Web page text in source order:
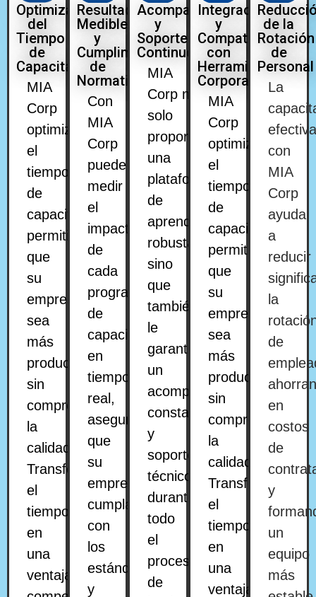
Optimización
del
Tiempo
de
Capacitación
MIA
Corp
optimiza
el
tiempo
de
capacitación,
permitiendo
que
su
empresa
sea
más
productiva
sin
comprometer
la
calidad.
Transforme
el
tiempo
en
una
ventaja
Resultados
Medibles
y
Cumplimiento
de
Normativas
Con
MIA
Corp
puede
medir
el
impacto
de
cada
programa
de
capacitación
en
tiempo
real,
asegurando
que
su
empresa
cumpla
con
los
estándares
y
Acompañamiento
y
Soporte
Continuo
MIA
Corp no
solo
proporciona
una
plataforma
de
aprendizaje
robusta,
sino
que
también
le
garantiza
un
acompañamiento
constante
y
soporte
técnico
durante
todo
el
proceso
de
Integración
y
Compatibilidad
con
Herramientas
Corporativas
MIA
Corp
optimiza
el
tiempo
de
capacitación,
permitiendo
que
su
empresa
sea
más
productiva
sin
comprometer
la
calidad.
Transforme
el
tiempo
en
una
ventaja
de la
Rotación
de
Personal
La
con
MIA
Corp
ayuda
a
reducir
la
de
en
costos
de
y
un
equipo
más